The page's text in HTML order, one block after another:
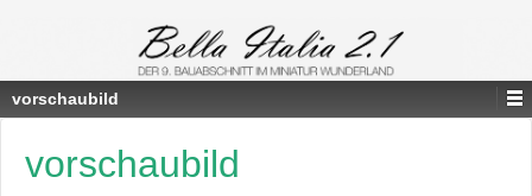
vorschaubild
vorschaubild